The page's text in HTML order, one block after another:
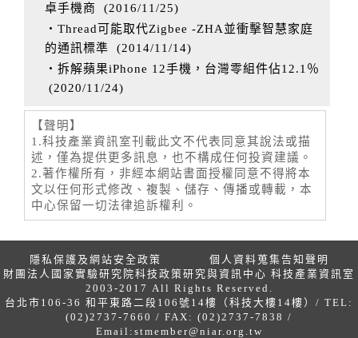
卓手機商
(2016/11/25)
‧Thread可能取代Zigbee -ZHA並衝擊智慧家庭
的通訊標準 (2014/11/14)
‧拆解蘋果iPhone 12手機，台灣零組件佔12.1％
(2020/11/24)
【聲明】
1.科技產業資訊室刊載此文不代表同意其說法或描
述，僅為提供更多訊息，也不構成任何投資建議。
2.著作權所有，非經本網站書面授權同意不得將本
文以任何形式修改、複製、儲存、傳播或轉載，本
中心保留一切法律追訴權利。
隱私保護及網站安全政策
個人資料蒐集告知聲明
財團法人國家實驗研究院科技政策研究與資訊中心 科技產業資訊室
2003-2017 All Rights Reserved.
台北市106-36 和平東路二段106號14樓（科技大樓14樓）/ TEL:
(02)2737-7660 / FAX: (02)2737-7838 /
Email: stmember@niar.org.tw